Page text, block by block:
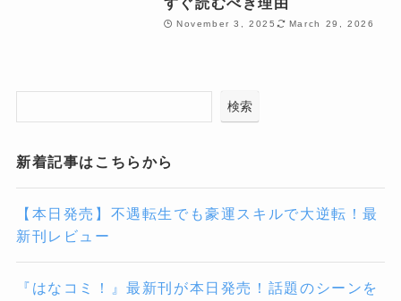
November 3, 2025 March 29, 2026
検索
新着記事はこちらから
【本日発売】不遇転生でも豪運スキルで大逆転！最
新刊レビュー
『はなコミ！』最新刊が本日発売！話題のシーンを